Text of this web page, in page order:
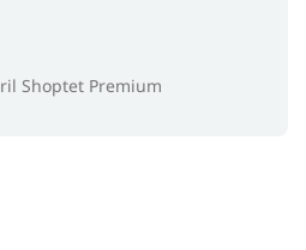
Shoptet Premium